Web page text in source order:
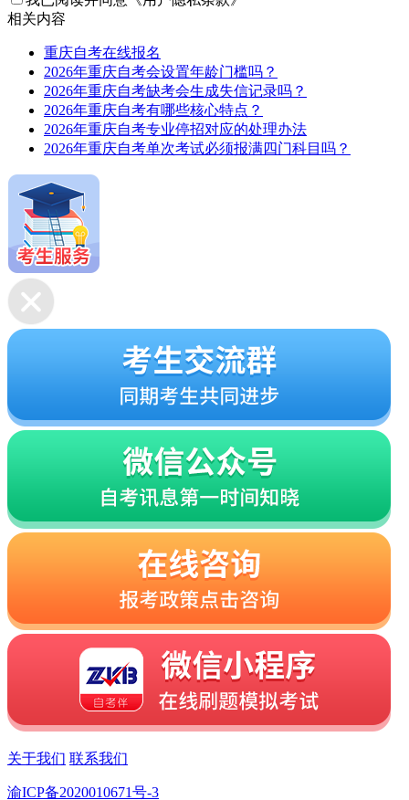
相关内容
重庆自考在线报名
2026年重庆自考会设置年龄门槛吗？
2026年重庆自考缺考会生成失信记录吗？
2026年重庆自考有哪些核心特点？
2026年重庆自考专业停招对应的处理办法
2026年重庆自考单次考试必须报满四门科目吗？
关于我们 联系我们
渝ICP备2020010671号-3